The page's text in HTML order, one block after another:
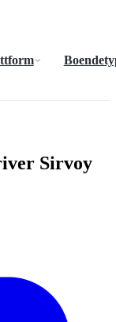
Sirvoy